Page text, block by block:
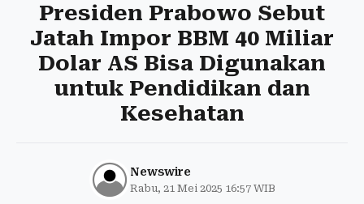
Presiden Prabowo Sebut
Jatah Impor BBM 40 Miliar
Dolar AS Bisa Digunakan
untuk Pendidikan dan
Kesehatan
Newswire
Rabu, 21 Mei 2025 16:57 WIB